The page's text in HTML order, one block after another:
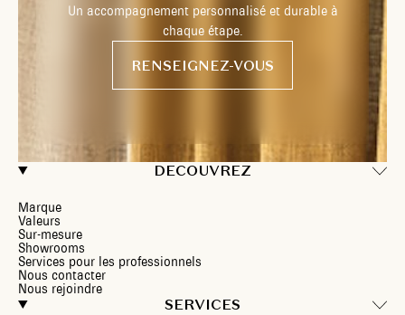
DECOUVREZ
Marque
Valeurs
Sur-mesure
Showrooms
Services pour les professionnels
Nous contacter
Nous rejoindre
SERVICES
Un accompagnement personnalisé et durable à
chaque étape.
RENSEIGNEZ-VOUS